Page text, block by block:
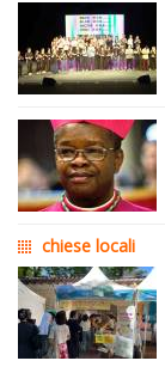
chiese locali